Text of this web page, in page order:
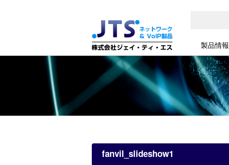
製品情報
fanvil_slideshow1